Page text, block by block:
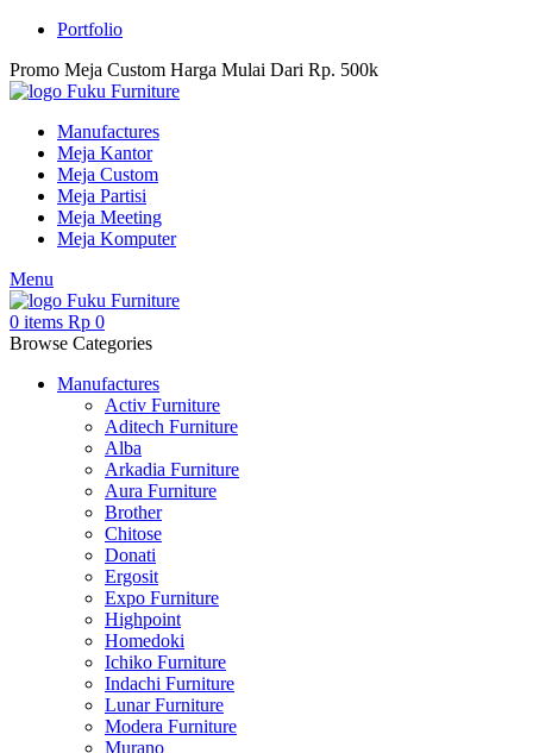
Portfolio
Promo Meja Custom Harga Mulai Dari Rp. 500k
Manufactures
Meja Kantor
Meja Custom
Meja Partisi
Meja Meeting
Meja Komputer
Menu
0 items Rp 0
Browse Categories
Manufactures
Activ Furniture
Aditech Furniture
Alba
Arkadia Furniture
Aura Furniture
Brother
Chitose
Donati
Ergosit
Expo Furniture
Highpoint
Homedoki
Ichiko Furniture
Indachi Furniture
Lunar Furniture
Modera Furniture
Murano